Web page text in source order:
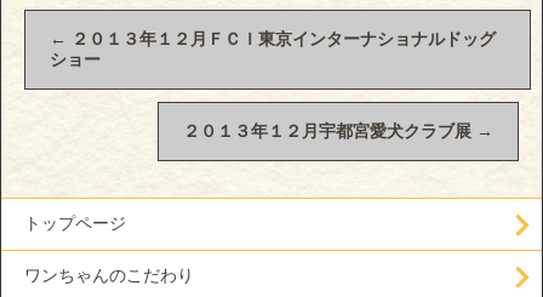
←
２０１３年１２月ＦＣＩ東京インターナショナルドッグ
ショー
２０１３年１２月宇都宮愛犬クラブ展 →
トップページ
ワンちゃんのこだわり